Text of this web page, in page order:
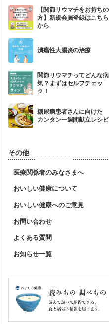
【関節リウマチをお持ちの
方】新規会員登録はこちら
から
潰瘍性大腸炎の治療
関節リウマチってどんな病
気？まずはセルフチェッ
ク！
糖尿病患者さんに向けた
カンタン一週間献立レシピ
その他
医療関係者のみなさまへ
おいしい健康について
おいしい健康へのご意見
お問い合わせ
よくある質問
お知らせ一覧